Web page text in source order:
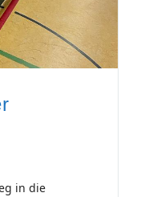
in die